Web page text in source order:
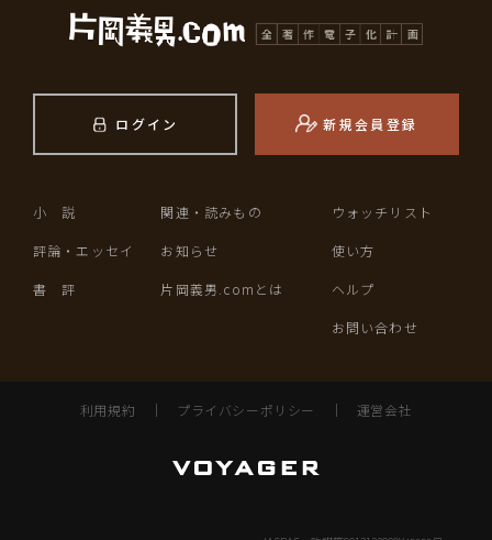
ログイン 新規会員登録
小 説
評論・エッセイ
書 評
関連・読みもの
お知らせ
片岡義男.comとは
ウォッチリスト
使い方
ヘルプ
お問い合わせ
利用規約 ｜ プライバシーポリシー ｜ 運営会社